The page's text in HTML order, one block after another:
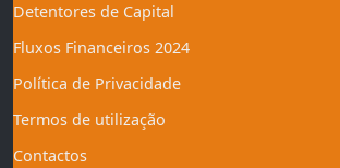
Detentores de Capital
Fluxos Financeiros 2024
Política de Privacidade
Termos de utilização
Contactos